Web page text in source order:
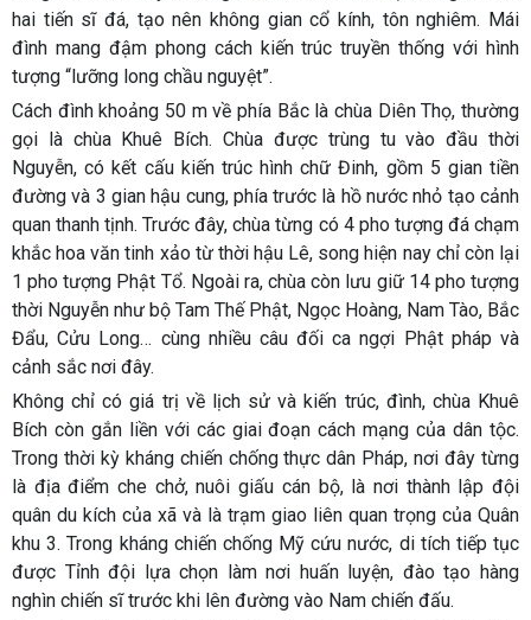
hai tiến sĩ đá, tạo nên không gian cổ kính, tôn nghiêm. Mái
đình mang đậm phong cách kiến trúc truyền thống với hình
tượng “lưỡng long chầu nguyệt”.
Cách đình khoảng 50 m về phía Bắc là chùa Diên Thọ, thường
gọi là chùa Khuê Bích. Chùa được trùng tu vào đầu thời
Nguyễn, có kết cấu kiến trúc hình chữ Đinh, gồm 5 gian tiền
đường và 3 gian hậu cung, phía trước là hồ nước nhỏ tạo cảnh
quan thanh tịnh. Trước đây, chùa từng có 4 pho tượng đá chạm
khắc hoa văn tinh xảo từ thời hậu Lê, song hiện nay chỉ còn lại
1 pho tượng Phật Tổ. Ngoài ra, chùa còn lưu giữ 14 pho tượng
thời Nguyễn như bộ Tam Thế Phật, Ngọc Hoàng, Nam Tào, Bắc
Đẩu, Cửu Long… cùng nhiều câu đối ca ngợi Phật pháp và
cảnh sắc nơi đây.
Không chỉ có giá trị về lịch sử và kiến trúc, đình, chùa Khuê
Bích còn gắn liền với các giai đoạn cách mạng của dân tộc.
Trong thời kỳ kháng chiến chống thực dân Pháp, nơi đây từng
là địa điểm che chở, nuôi giấu cán bộ, là nơi thành lập đội
quân du kích của xã và là trạm giao liên quan trọng của Quân
khu 3. Trong kháng chiến chống Mỹ cứu nước, di tích tiếp tục
được Tỉnh đội lựa chọn làm nơi huấn luyện, đào tạo hàng
nghìn chiến sĩ trước khi lên đường vào Nam chiến đấu.